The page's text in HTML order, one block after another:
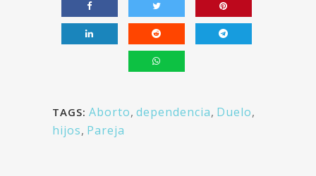
TAGS: Aborto, dependencia, Duelo,
hijos, Pareja